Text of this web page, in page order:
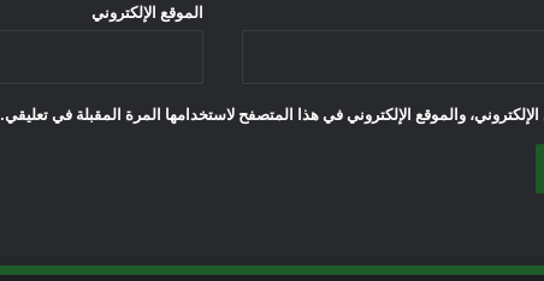
الموقع الإلكتروني
والموقع الإلكتروني في هذا المتصفح لاستخدامها المرة المقبلة في تعليقي.